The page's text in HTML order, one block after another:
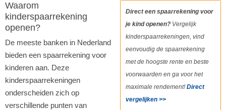
Direct een spaarrekening voor
je kind openen? Vergelijk
kinderspaarrekeningen, vind
eenvoudig de spaarrekening
met de hoogste rente en beste
voorwaarden en ga voor het
maximale rendement! Direct
vergelijken >>
Waarom
kinderspaarrekening
openen?
De meeste banken in Nederland
bieden een spaarrekening voor
kinderen aan. Deze
kinderspaarrekeningen
onderscheiden zich op
verschillende punten van